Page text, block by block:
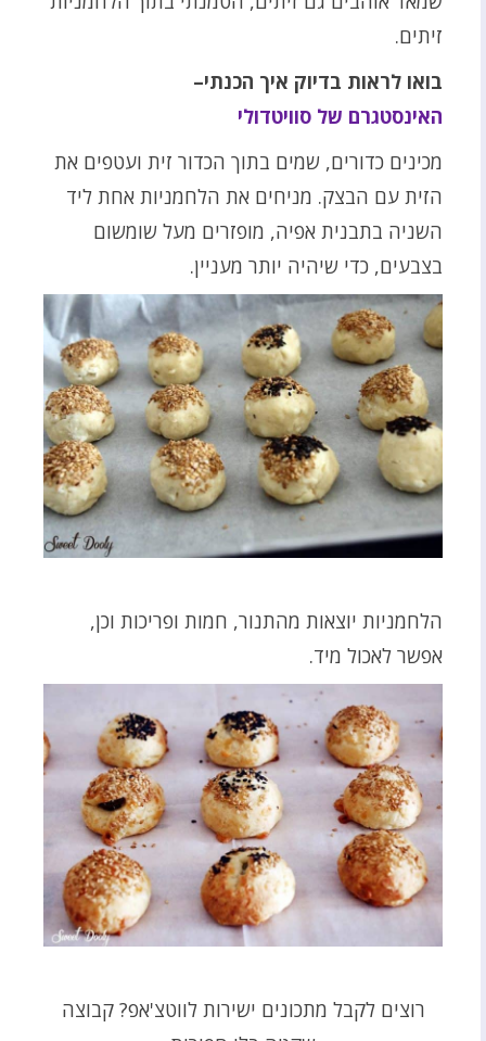
זיתים.
בואו לראות בדיוק איך הכנתי–
האינסטגרם של סוויטדולי
מכינים כדורים, שמים בתוך הכדור זית ועטפים את
הזית עם הבצק. מניחים את הלחמניות אחת ליד
השניה בתבנית אפיה, מופזרים מעל שומשום
בצבעים, כדי שיהיה יותר מעניין.
הלחמניות יוצאות מהתנור, חמות ופריכות וכן,
אפשר לאכול מיד.
רוצים לקבל מתכונים ישירות לווטצ'אפ? קבוצה